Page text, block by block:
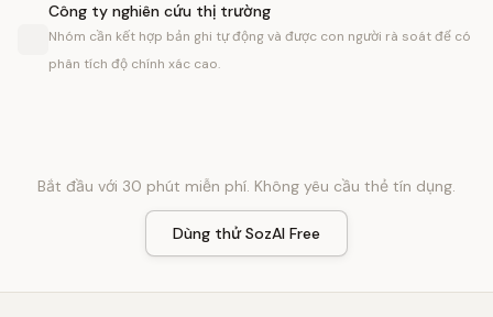
Công ty nghiên cứu thị trường
Nhóm cần kết hợp bản ghi tự động và được con người rà soát để có
phân tích độ chính xác cao.
Bắt đầu với 30 phút miễn phí. Không yêu cầu thẻ tín dụng.
Dùng thử SozAI Free